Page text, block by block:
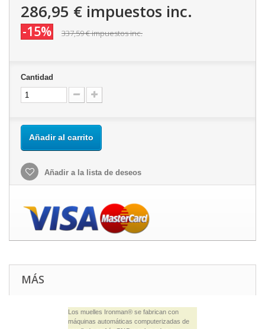
286,95 € impuestos inc.
-15% 337,59 €impuestos inc.
Cantidad
Añadir al carrito
Añadir a la lista de deseos
MÁS
Los muelles Ironman® se fabrican con
máquinas automáticas computerizadas de